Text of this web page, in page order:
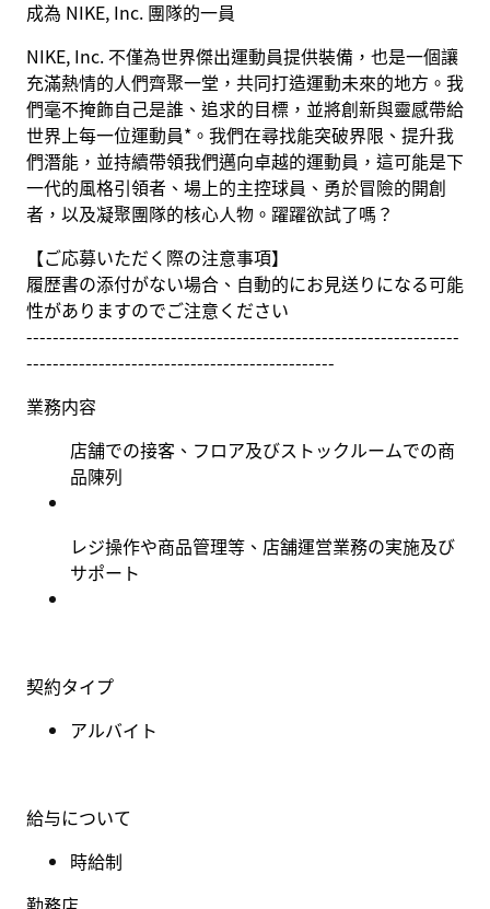
成為 NIKE, Inc. 團隊的一員
NIKE, Inc. 不僅為世界傑出運動員提供裝備，也是一個讓
充滿熱情的人們齊聚一堂，共同打造運動未來的地方。我
們毫不掩飾自己是誰、追求的目標，並將創新與靈感帶給
世界上每一位運動員*。我們在尋找能突破界限、提升我
們潛能，並持續帶領我們邁向卓越的運動員，這可能是下
一代的風格引領者、場上的主控球員、勇於冒險的開創
者，以及凝聚團隊的核心人物。躍躍欲試了嗎？
【ご応募いただく際の注意事項】
履歴書の添付がない場合、自動的にお見送りになる可能
性がありますのでご注意ください
------------------------------------------------------------------
-----------------------------------------------
業務内容
店舗での接客、フロア及びストックルームでの商
品陳列
レジ操作や商品管理等、店舗運営業務の実施及び
サポート
契約タイプ
アルバイト
給与について
時給制